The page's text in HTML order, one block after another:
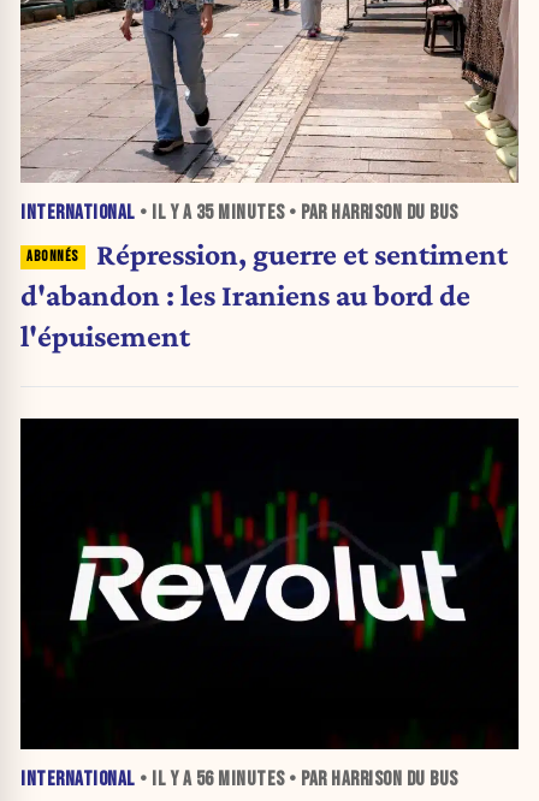
INTERNATIONAL • IL Y A 35 MINUTES• PAR HARRISON DU BUS
Répression, guerre et sentiment
d'abandon : les Iraniens au bord de
l'épuisement
INTERNATIONAL • IL Y A 56 MINUTES• PAR HARRISON DU BUS